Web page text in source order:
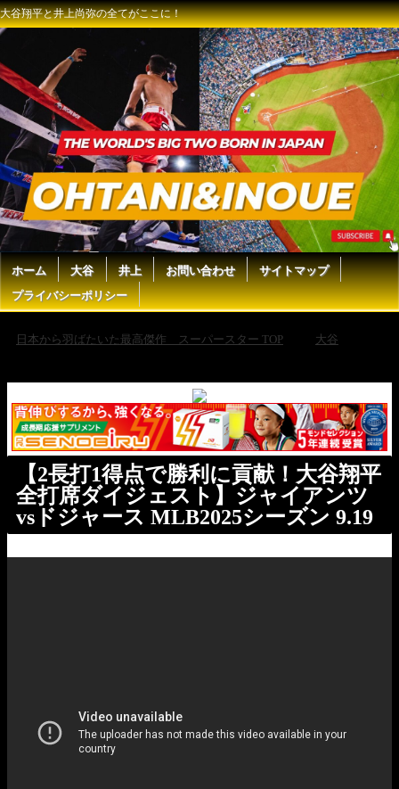
大谷翔平と井上尚弥の全てがここに！
ホーム 大谷 井上 お問い合わせ
サイトマップ
プライバシーポリシー
日本から羽ばたいた最高傑作 スーパースター TOP 大谷
【2長打1得点で勝利に貢献！大谷翔平
全打席ダイジェスト】ジャイアンツ
vsドジャース MLB2025シーズン 9.19